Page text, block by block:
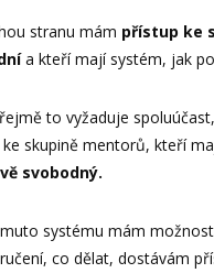
stranu mám přístup ke
a kteří mají systém, jak
to vyžaduje
skupině mentorů, kteří
svobodný.
systému mám
co dělat, dostávám